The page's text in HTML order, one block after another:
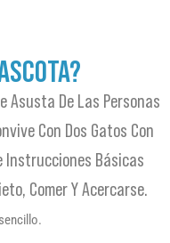
Asusta De Las Personas
Con Dos Gatos Con
Instrucciones Básicas
Comer Y Acercarse.